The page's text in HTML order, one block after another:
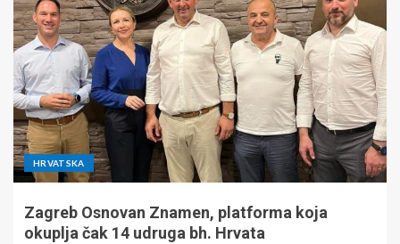
HRVATSKA
Zagreb Osnovan Znamen, platforma koja
okuplja čak 14 udruga bh. Hrvata